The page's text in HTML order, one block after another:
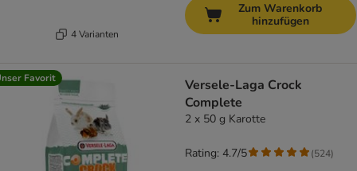
4 Varianten
Zum Warenkorb
hinzufügen
Favorit
Versele-Laga Crock
Complete
2 x 50 g Karotte
Rating: 4.7/5 (524)